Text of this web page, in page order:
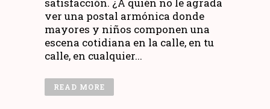
ver una postal armónica donde
mayores y niños componen una
escena cotidiana en la calle, en tu
calle, en cualquier...
READ MORE